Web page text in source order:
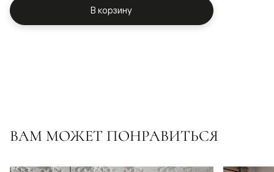
В корзину
ВАМ МОЖЕТ ПОНРАВИТЬСЯ